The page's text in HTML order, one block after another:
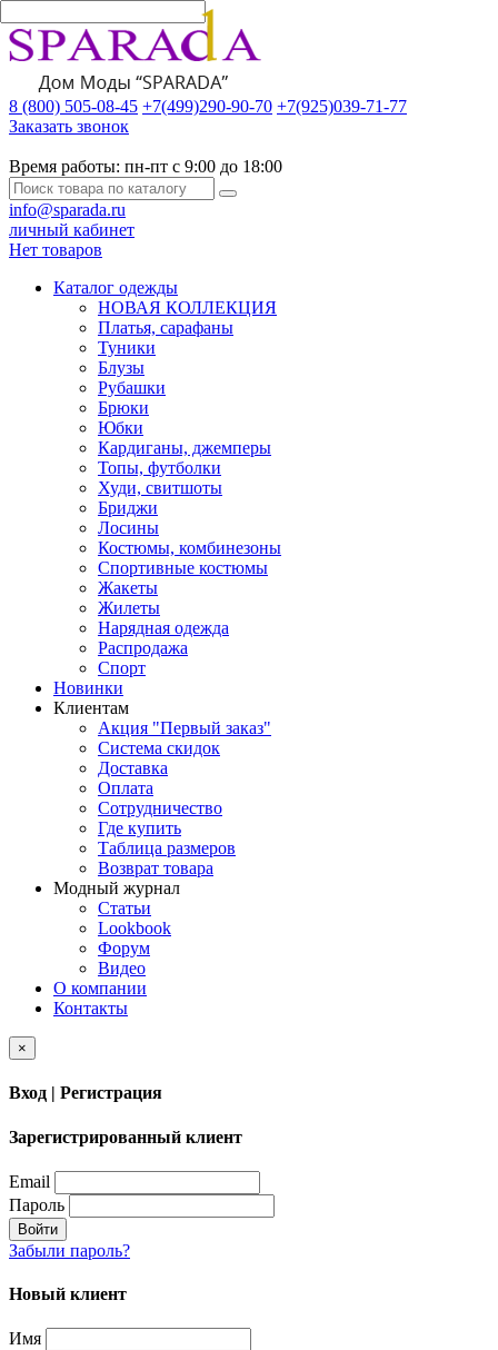
8 (800) 505-08-45 +7(499)290-90-70 +7(925)039-71-77
Заказать звонок
Время работы: пн-пт с 9:00 до 18:00
info@sparada.ru
личный кабинет
Нет товаров
Каталог одежды
НОВАЯ КОЛЛЕКЦИЯ
Платья, сарафаны
Туники
Блузы
Рубашки
Брюки
Юбки
Кардиганы, джемперы
Топы, футболки
Худи, свитшоты
Бриджи
Лосины
Костюмы, комбинезоны
Спортивные костюмы
Жакеты
Жилеты
Нарядная одежда
Распродажа
Спорт
Новинки
Клиентам
Акция "Первый заказ"
Система скидок
Доставка
Оплата
Сотрудничество
Где купить
Таблица размеров
Возврат товара
Модный журнал
Статьи
Lookbook
Форум
Видео
О компании
Контакты
×
Вход | Регистрация
Зарегистрированный клиент
Email
Пароль
Войти
Забыли пароль?
Новый клиент
Имя